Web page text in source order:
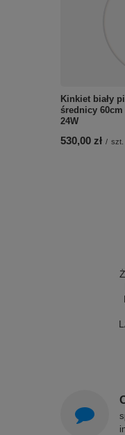
Kinkiet biały
średnicy 60cm
24W
530,00 zł / szt.